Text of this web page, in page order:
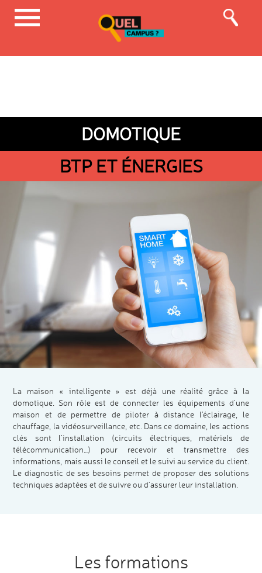
DOMOTIQUE
BTP ET ÉNERGIES
La maison « intelligente » est déjà une réalité grâce à la
domotique. Son rôle est de connecter les équipements d’une
maison et de permettre de piloter à distance l’éclairage, le
chauffage, la vidéosurveillance, etc. Dans ce domaine, les actions
clés sont l’installation (circuits électriques, matériels de
télécommunication…) pour recevoir et transmettre des
informations, mais aussi le conseil et le suivi au service du client.
Le diagnostic de ses besoins permet de proposer des solutions
techniques adaptées et de suivre ou d’assurer leur installation.
Les formations